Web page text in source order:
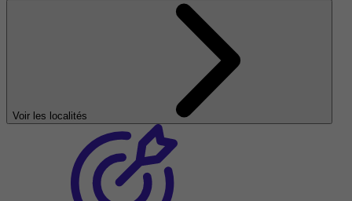
Voir les localités